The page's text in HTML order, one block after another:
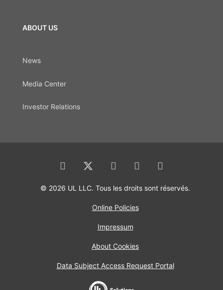
ABOUT US
News
Media Center
Investor Relations
© 2026 UL LLC. Tous les droits sont réservés.
Online Policies
Impressum
About Cookies
Data Subject Access Request Portal